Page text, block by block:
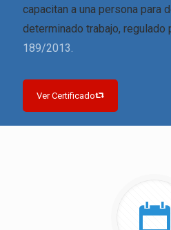
capacitan a una persona para
determinado trabajo, regulado
189/2013.
Ver Certificado